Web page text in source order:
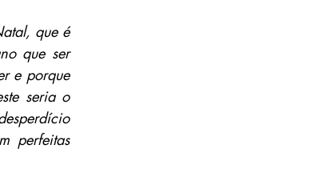
que é
que ser
e porque
seria o
perfeitas